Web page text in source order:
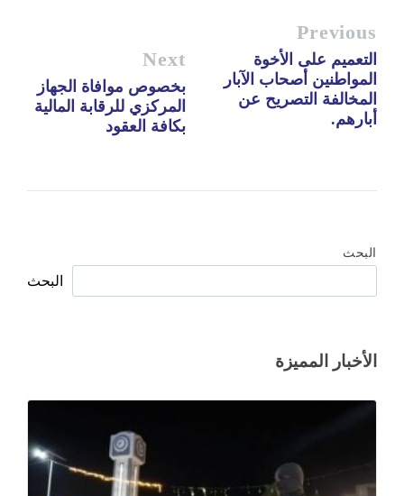
Previous
التعميم على الأخوة
المواطنين أصحاب الآبار
المخالفة التصريح عن
أبارهم.
Next
بخصوص موافاة الجهاز
المركزي للرقابة المالية
بكافة العقود
البحث
البحث
الأخبار المميزة